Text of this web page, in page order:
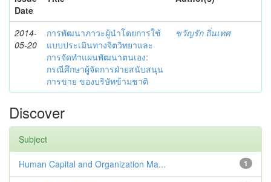
Date
2014-
05-20
การพัฒนาภาวะผู้นำโดยการใช้
แบบประเมินทางจิตวิทยาและ
การจัดทำแผนพัฒนาตนเอง:
กรณีศึกษาผู้จัดการฝ่ายสนับสนุน
การขาย ของบริษัทข้ามชาติ
ขวัญรัก ถิ่นเทศ
Discover
Subject
1
Human Capital and Organization Ma...